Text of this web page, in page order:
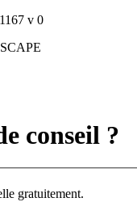
v 0
conseil ?
gratuitement.